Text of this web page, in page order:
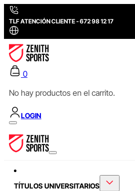
TLF ATENCIÓN CLIENTE - 672 98 12 17
0
No hay productos en el carrito.
LOGIN
TÍTULOS UNIVERSITARIOS